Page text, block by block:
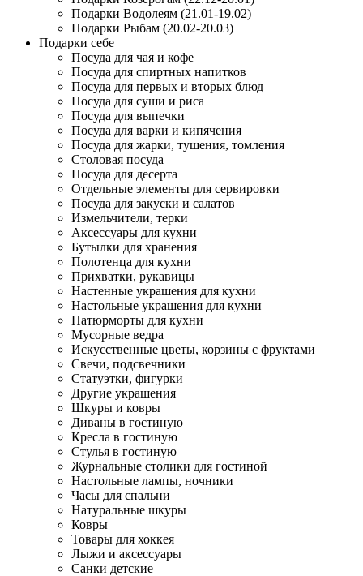
Подарки Водолеям (21.01-19.02)
Подарки Рыбам (20.02-20.03)
Подарки себе
Посуда для чая и кофе
Посуда для спиртных напитков
Посуда для первых и вторых блюд
Посуда для суши и риса
Посуда для выпечки
Посуда для варки и кипячения
Посуда для жарки, тушения, томления
Столовая посуда
Посуда для десерта
Отдельные элементы для сервировки
Посуда для закуски и салатов
Измельчители, терки
Аксессуары для кухни
Бутылки для хранения
Полотенца для кухни
Прихватки, рукавицы
Настенные украшения для кухни
Настольные украшения для кухни
Натюрморты для кухни
Мусорные ведра
Искусственные цветы, корзины с фруктами
Свечи, подсвечники
Статуэтки, фигурки
Другие украшения
Шкуры и ковры
Диваны в гостиную
Кресла в гостиную
Стулья в гостиную
Журнальные столики для гостиной
Настольные лампы, ночники
Часы для спальни
Натуральные шкуры
Ковры
Товары для хоккея
Лыжи и аксессуары
Санки детские